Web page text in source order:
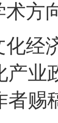
术方
化经
产业
者赐